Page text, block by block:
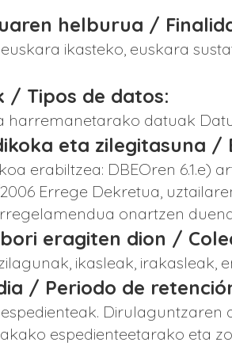
helburua /
ikasteko, euskara
/ Tipos de datos:
harremanetarako datuak
eta zilegitasuna /
erabiltzea: DBEOren 6.1.e)
Errege Dekretua,
onartzen
eragiten dion /
ikasleak, irakasleak,
/ Periodo de
espedienteetarako eta